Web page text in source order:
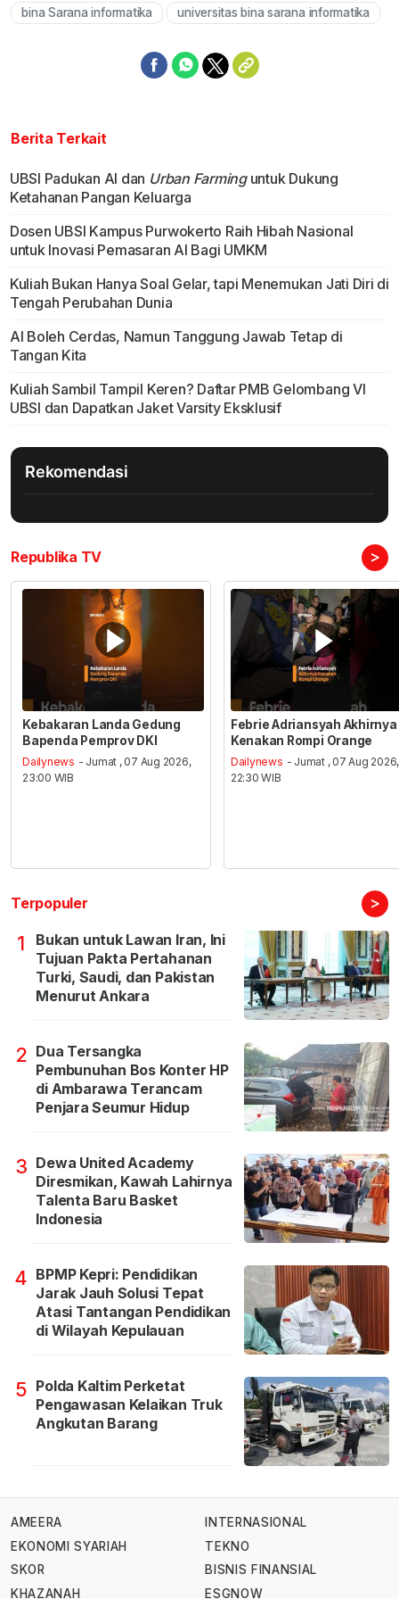
Mute
bina Sarana informatika universitas bina sarana informatika
Berita Terkait
UBSI Padukan AI dan Urban Farminguntuk Dukung
Ketahanan Pangan Keluarga
Dosen UBSI Kampus Purwokerto Raih Hibah Nasional
untuk Inovasi Pemasaran AI Bagi UMKM
Kuliah Bukan Hanya Soal Gelar, tapi Menemukan Jati Diri di
Tengah Perubahan Dunia
AI Boleh Cerdas, Namun Tanggung Jawab Tetap di
Tangan Kita
Kuliah Sambil Tampil Keren? Daftar PMB Gelombang VI
UBSI dan Dapatkan Jaket Varsity Eksklusif
Rekomendasi
Republika TV >
Kebakaran Landa Gedung
Bapenda Pemprov DKI
Dailynews - Jumat , 07 Aug 2026,
23:00 WIB
Febrie Adriansyah Akhirnya
Kenakan Rompi Orange
Dailynews - Jumat , 07 Aug 2026,
22:30 WIB
Terpopuler >
1
Bukan untuk Lawan Iran, Ini
Tujuan Pakta Pertahanan
Turki, Saudi, dan Pakistan
Menurut Ankara
2 Dua Tersangka
Pembunuhan Bos Konter HP
di Ambarawa Terancam
Penjara Seumur Hidup
3 Dewa United Academy
Diresmikan, Kawah Lahirnya
Talenta Baru Basket
Indonesia
4 BPMP Kepri: Pendidikan
Jarak Jauh Solusi Tepat
Atasi Tantangan Pendidikan
di Wilayah Kepulauan
5 Polda Kaltim Perketat
Pengawasan Kelaikan Truk
Angkutan Barang
AMEERA
EKONOMI SYARIAH
SKOR
KHAZANAH
INTERNASIONAL
TEKNO
BISNIS FINANSIAL
ESGNOW